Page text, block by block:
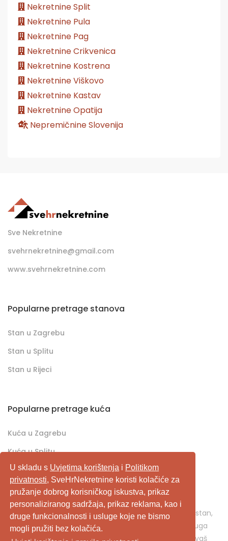
U skladu s Uvjetima korištenja i Politikom
privatnosti, SveHrNekretnine koristi kolačiće za
pružanje dobrog korisničkog iskustva, prikaz
personaliziranog sadržaja, prikaz reklama, kao i
druge funkcionalnosti i usluge koje ne bismo
mogli pružiti bez kolačića.
Nekretnine Split
Nekretnine Pula
Nekretnine Pag
Nekretnine Crikvenica
Nekretnine Kostrena
Nekretnine Viškovo
Nekretnine Kastav
Nekretnine Opatija
Nepremičnine Slovenija
Sve Nekretnine
svehrnekretnine@gmail.com
www.svehrnekretnine.com
Popularne pretrage stanova
Stan u Zagrebu
Stan u Splitu
Stan u Rijeci
Popularne pretrage kuća
Kuća u Zagrebu
Kuća u Splitu
Kuća u Rijeci
SveHrNekretnine.com predstavlja sveobuhvatan
pretraživač/oglašivač nekretnina. Ukoliko je u pitanju stan,
kuća, vikendica, zemljište, poslovni prostor, ili neka druga
nekretnina, svehrnekretnine.com je pravo mjesto za vaš